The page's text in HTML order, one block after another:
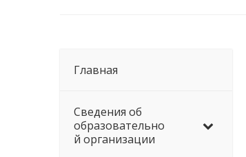
Главная
Сведения об
образовательно
й организации